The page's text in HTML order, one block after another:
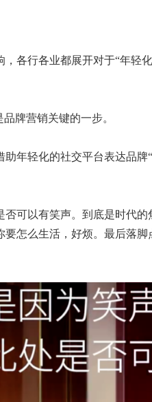
各行各业都展开对于“年轻
牌营销关键的一步。
年轻化的社交平台表达品牌
可以有笑声。到底是时代的
怎么生活，好烦。最后落脚